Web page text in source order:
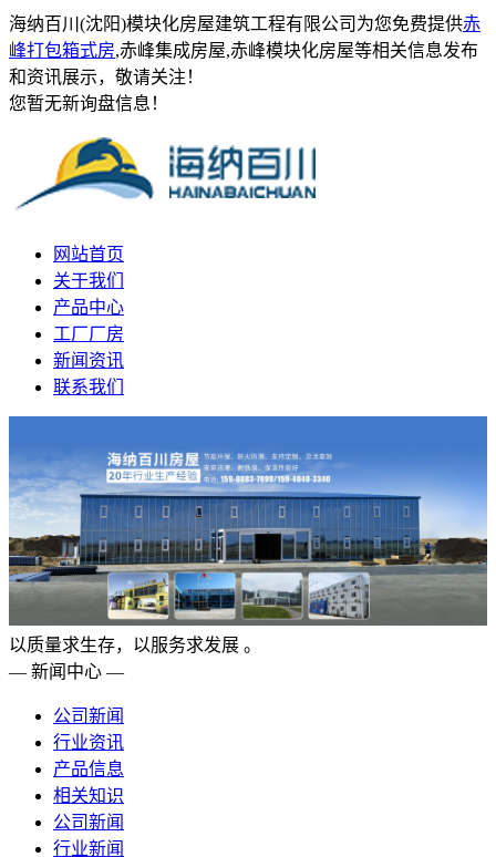
海纳百川(沈阳)模块化房屋建筑工程有限公司为您免费提供赤
峰打包箱式房,赤峰集成房屋,赤峰模块化房屋等相关信息发布
和资讯展示，敬请关注！
您暂无新询盘信息！
网站首页
关于我们
产品中心
工厂厂房
新闻资讯
联系我们
以质量求生存，以服务求发展 。
— 新闻中心 —
公司新闻
行业资讯
产品信息
相关知识
公司新闻
行业新闻